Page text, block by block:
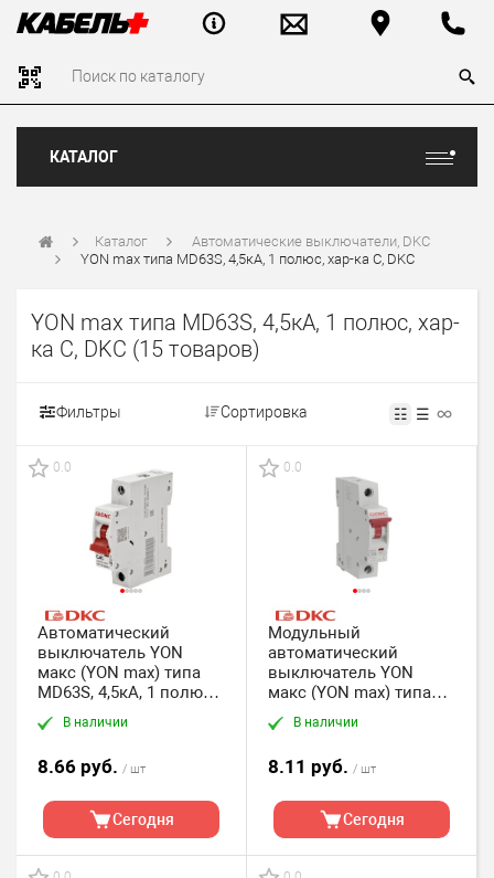
КАТАЛОГ
Каталог
Автоматические выключатели, DKC
YON max типа MD63S, 4,5кА, 1 полюс, хар-ка C, DKC
YON max типа MD63S, 4,5кА, 1 полюс, хар-
ка C, DKC (15 товаров)
Фильтры Сортировка ☷ ☰
0.0
Автоматический
выключатель YON
макс (YON max) типа
MD63S, 4,5кА, 1 полюс,
хар-ка C, 40А DKC
В наличии
8.66 руб. / шт
Сегодня
0.0
Модульный
автоматический
выключатель YON
макс (YON max) типа
MB63, 1 полюс, хар-ка
C, 6A, 4,5kA DKC
В наличии
8.11 руб. / шт
Сегодня